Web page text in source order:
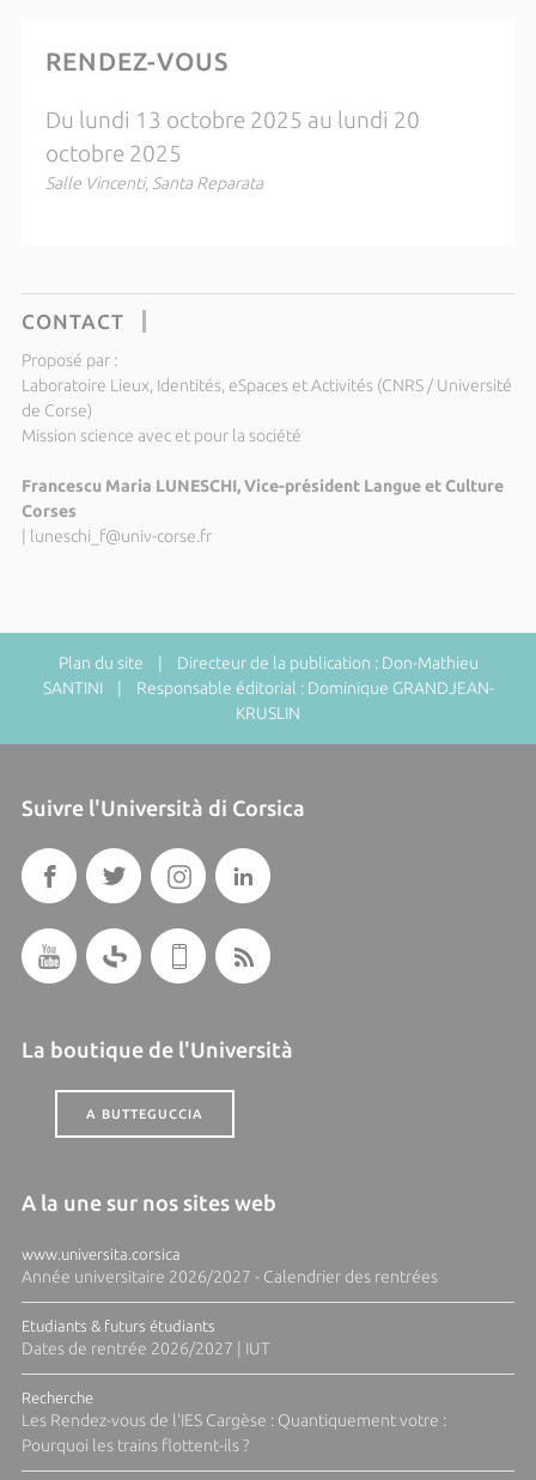
RENDEZ-VOUS
Du lundi 13 octobre 2025 au lundi 20
octobre 2025
Salle Vincenti, Santa Reparata
CONTACT
Proposé par :
Laboratoire Lieux, Identités, eSpaces et Activités (CNRS / Université
de Corse)
Mission science avec et pour la société
Francescu Maria LUNESCHI, Vice-président Langue et Culture
Corses
luneschi_f@univ-corse.fr
Plan du site | Directeur de la publication : Don-Mathieu
SANTINI | Responsable éditorial : Dominique GRANDJEAN-
KRUSLIN
Suivre l'Università di Corsica
La boutique de l'Università
A BUTTEGUCCIA
A la une sur nos sites web
www.universita.corsica
Année universitaire 2026/2027 - Calendrier des rentrées
Etudiants & futurs étudiants
Dates de rentrée 2026/2027 | IUT
Recherche
Les Rendez-vous de l'IES Cargèse : Quantiquement votre :
Pourquoi les trains flottent-ils ?